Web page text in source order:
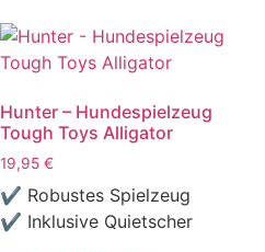
Hunter – Hundespielzeug
Tough Toys Alligator
19,95 €
✔ Robustes Spielzeug
✔ Inklusive Quietscher